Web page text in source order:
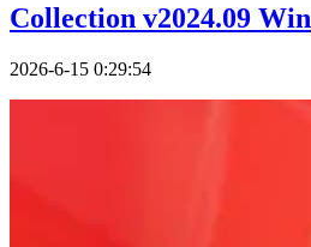
Collection v2024.09 Win
2026-6-15 0:29:54